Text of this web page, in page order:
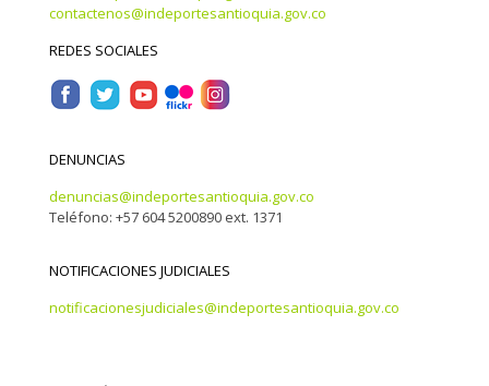
contactenos@indeportesantioquia.gov.co
REDES SOCIALES
DENUNCIAS
denuncias@indeportesantioquia.gov.co
Teléfono: +57 604 5200890 ext. 1371
NOTIFICACIONES JUDICIALES
notificacionesjudiciales@indeportesantioquia.gov.co